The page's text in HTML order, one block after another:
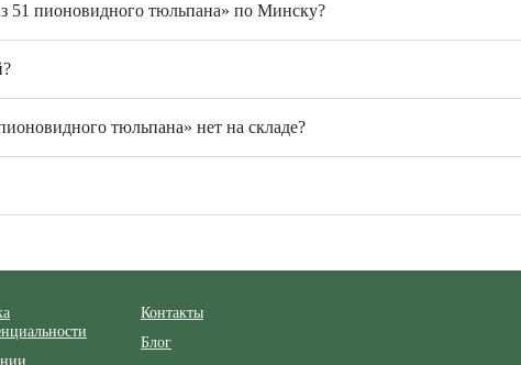
51 пионовидного тюльпана» по Минску?
тюльпана» нет на складе?
Контакты
Блог